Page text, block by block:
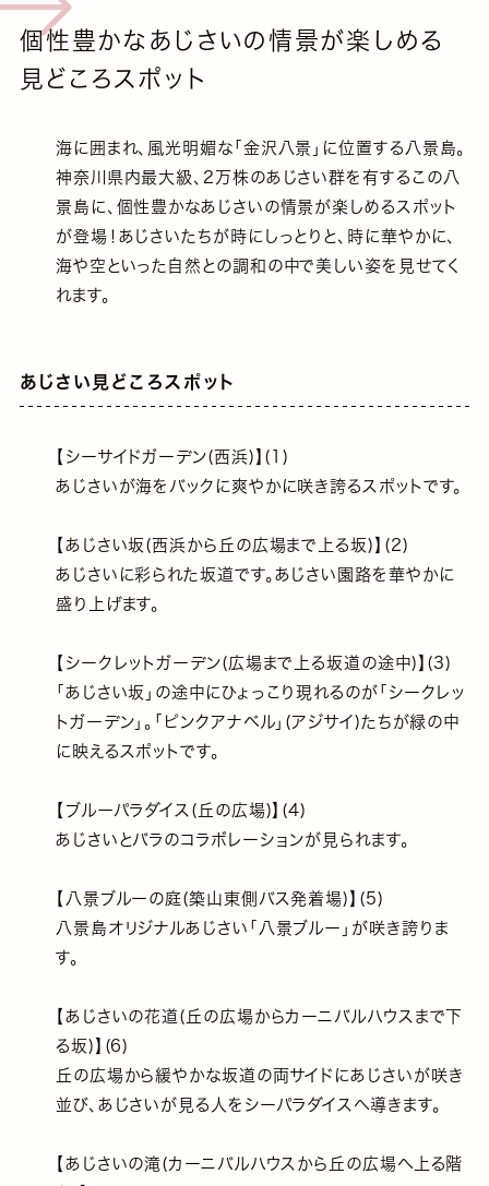
個性豊かなあじさいの情景が楽しめる
見どころスポット
海に囲まれ、風光明媚な｢金沢八景｣に位置する八景島。
神奈川県内最大級、2万株のあじさい群を有するこの八
景島に、個性豊かなあじさいの情景が楽しめるスポット
が登場！あじさいたちが時にしっとりと、時に華やかに、
海や空といった自然との調和の中で美しい姿を見せてく
れます。
あじさい見どころスポット
【シーサイドガーデン(西浜)】(1)
あじさいが海をバックに爽やかに咲き誇るスポットです。
【あじさい坂(西浜から丘の広場まで上る坂)】(2)
あじさいに彩られた坂道です。あじさい園路を華やかに
盛り上げます。
【シークレットガーデン(広場まで上る坂道の途中)】(3)
｢あじさい坂｣の途中にひょっこり現れるのが｢シークレッ
トガーデン｣。｢ピンクアナベル｣(アジサイ)たちが緑の中
に映えるスポットです。
【ブルーパラダイス(丘の広場)】(4)
あじさいとバラのコラボレーションが見られます。
【八景ブルーの庭(築山東側バス発着場)】(5)
八景島オリジナルあじさい｢八景ブルー｣が咲き誇りま
す。
【あじさいの花道(丘の広場からカーニバルハウスまで下
る坂)】(6)
丘の広場から緩やかな坂道の両サイドにあじさいが咲き
並び、あじさいが見る人をシーパラダイスへ導きます。
【あじさいの滝(カーニバルハウスから丘の広場へ上る階